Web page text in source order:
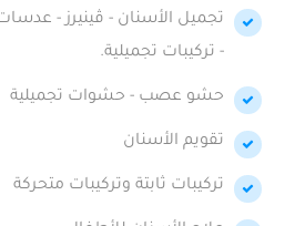
تجميل الأسنان - ڤينيرز -
- تركيبات تجميلية.
حشو عصب - حشوات تجميلية
تقويم الأسنان
تركيبات ثابتة وتركيبات متحركة